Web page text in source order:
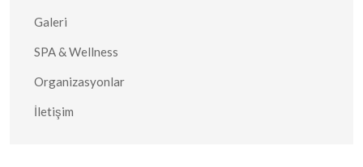
Galeri
SPA & Wellness
Organizasyonlar
İletişim